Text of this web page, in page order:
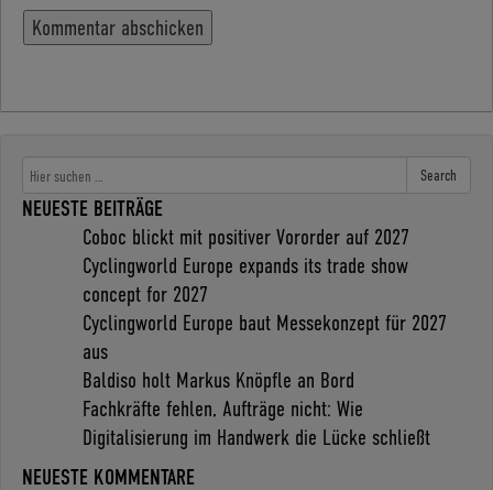
Search
NEUESTE BEITRÄGE
Coboc blickt mit positiver Vororder auf 2027
Cyclingworld Europe expands its trade show
concept for 2027
Cyclingworld Europe baut Messekonzept für 2027
aus
Baldiso holt Markus Knöpfle an Bord
Fachkräfte fehlen, Aufträge nicht: Wie
Digitalisierung im Handwerk die Lücke schließt
NEUESTE KOMMENTARE